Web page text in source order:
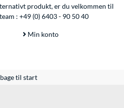
produkt, er du velkommen til
: +49 (0) 6403 - 90 50 40
Min konto
til start